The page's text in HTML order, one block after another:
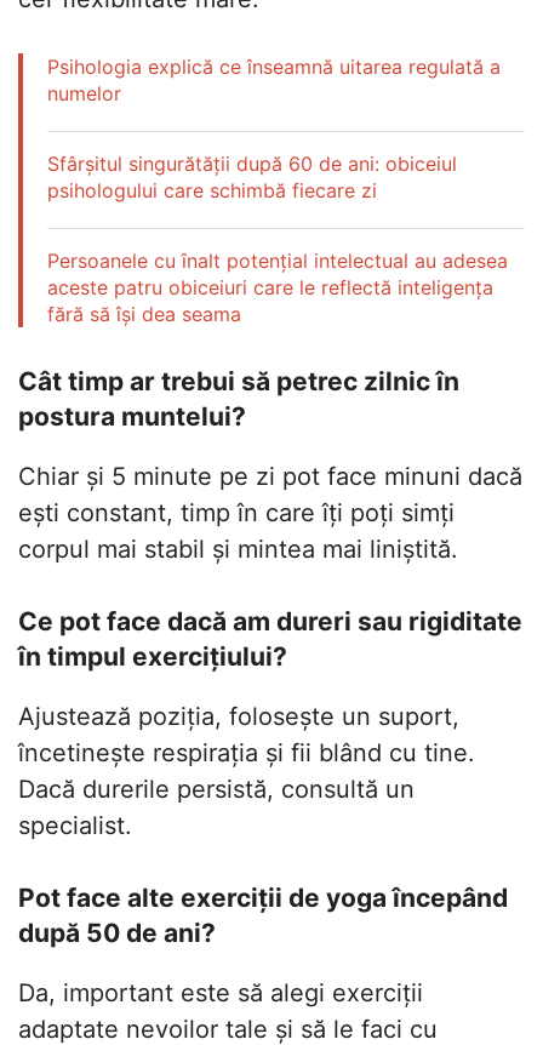
Psihologia explică ce înseamnă uitarea regulată a
numelor
Sfârșitul singurătății după 60 de ani: obiceiul
psihologului care schimbă fiecare zi
Persoanele cu înalt potențial intelectual au adesea
aceste patru obiceiuri care le reflectă inteligența
fără să își dea seama
Cât timp ar trebui să petrec zilnic în
postura muntelui?
Chiar și 5 minute pe zi pot face minuni dacă
ești constant, timp în care îți poți simți
corpul mai stabil și mintea mai liniștită.
Ce pot face dacă am dureri sau rigiditate
în timpul exercițiului?
Ajustează poziția, folosește un suport,
încetinește respirația și fii blând cu tine.
Dacă durerile persistă, consultă un
specialist.
Pot face alte exerciții de yoga începând
după 50 de ani?
Da, important este să alegi exerciții
adaptate nevoilor tale și să le faci cu